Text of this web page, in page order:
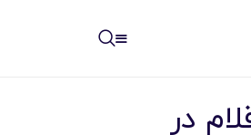
در